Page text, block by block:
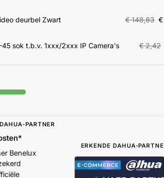
deurbel Zwart €148,83 €
sok t.b.v. 1xxx/2xxx IP Camera's €2,42
PARTNER
Benelux
ERKENDE DAHUA-